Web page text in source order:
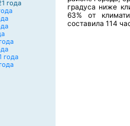
года
года
градуса ниже
63% от
составила 114